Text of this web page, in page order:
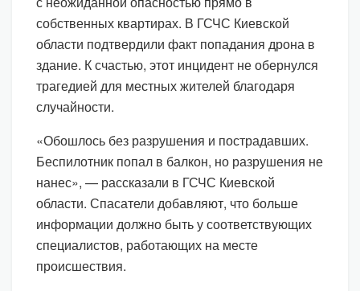
собственных квартирах. В ГСЧС Киевской
области подтвердили факт попадания дрона в
здание. К счастью, этот инцидент не обернулся
трагедией для местных жителей благодаря
случайности.
«Обошлось без разрушения и пострадавших.
Беспилотник попал в балкон, но разрушения не
нанес», — рассказали в ГСЧС Киевской
области. Спасатели добавляют, что больше
информации должно быть у соответствующих
специалистов, работающих на месте
происшествия.